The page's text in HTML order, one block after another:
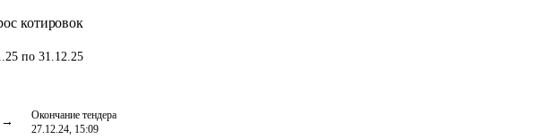
котировок
по 31.12.25
Окончание тендера
27.12.24, 15:09